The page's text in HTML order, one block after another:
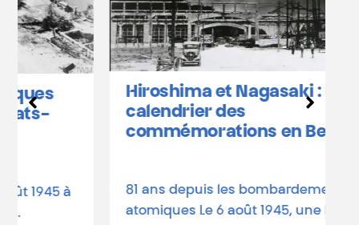
Hiroshima et Nagasaki :
calendrier des
commémorations en Belgique
81 ans depuis les bombardements
atomiques Le 6 août 1945, une bombe